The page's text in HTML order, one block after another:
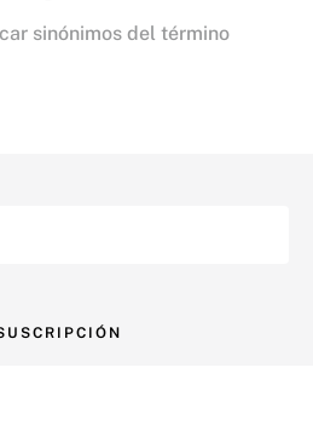
sinónimos del término